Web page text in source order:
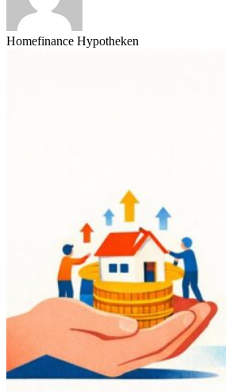
Homefinance Hypotheken